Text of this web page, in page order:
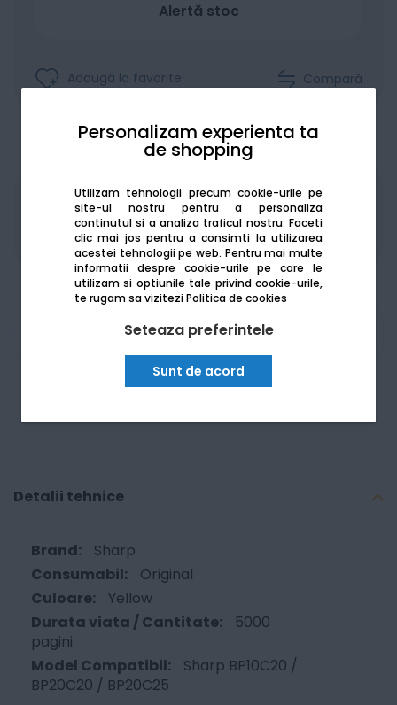
Personalizam experienta ta
de shopping
Utilizam tehnologii precum cookie-urile pe
site-ul nostru pentru a personaliza
continutul si a analiza traficul nostru. Faceti
clic mai jos pentru a consimti la utilizarea
acestei tehnologii pe web. Pentru mai multe
informatii despre cookie-urile pe care le
utilizam si optiunile tale privind cookie-urile,
te rugam sa viziteziPolitica de cookies
Seteaza preferintele
Sunt de acord
Alertă stoc
Adaugă la favorite Compară
Produsele sunt disponibile pe platforma de
achizitii publiceSEAP/SICAP
Am nevoie de ajutor
Detalii tehnice
Sharp
Original
Yellow
5000
pagini
Sharp BP10C20 /
BP20C20 / BP20C25